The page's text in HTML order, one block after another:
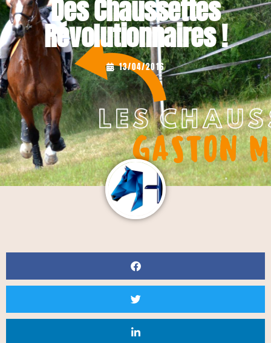
Des Chaussettes
Révolutionnaires !
... 13/04/2016